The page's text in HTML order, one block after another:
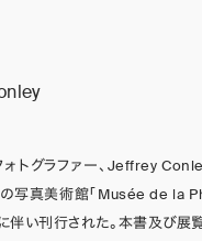
ォトグラファー、Jeffrey
の写真美術館「Musée de
伴い刊行された。本書及び展